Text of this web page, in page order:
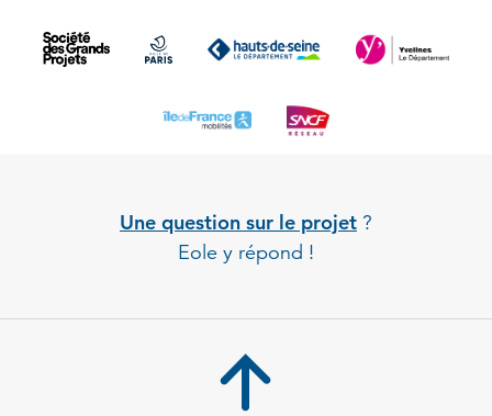
Une question sur le projet ?
Eole y répond !